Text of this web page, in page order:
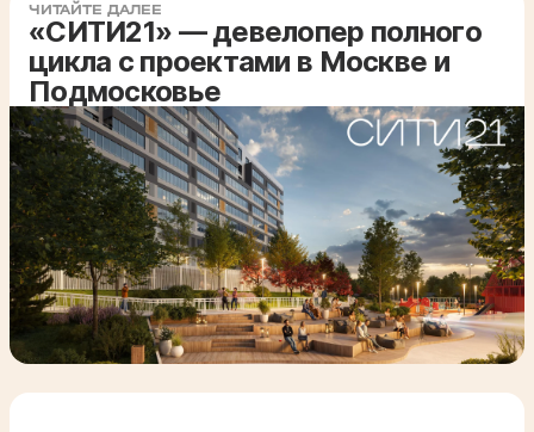
ЧИТАЙТЕ ДАЛЕЕ
«СИТИ21» — девелопер полного
цикла с проектами в Москве и
Подмосковье